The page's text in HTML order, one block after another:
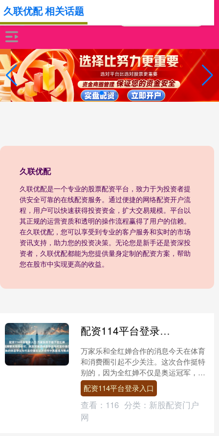
久联优配
久联优配是一个专业的股票配资平台，致力于为投资者提
供安全可靠的在线配资服务。通过便捷的网络配资开户流
程，用户可以快速获得投资资金，扩大交易规模。平台以
其正规的运营资质和透明的操作流程赢得了用户的信赖。
在久联优配，您可以享受到专业的客户服务和实时的市场
资讯支持，助力您的投资决策。无论您是新手还是资深投
资者，久联优配都能为您提供量身定制的配资方案，帮助
您在股市中实现更高的收益。
久联优配 相关话题
配资114平台登录入口 万家乐终于签下全红婵的首个独立代言，证明品牌眼光非同小可，网友对她的体型争议与代言价值在这次合作中再度成为焦点
万家乐和全红婵合作的消息今天在体育
和消费圈引起不少关注。这次合作挺特
别的，因为全红婵不仅是奥运冠军，更
代表着年轻一代的体育梦想和国家队的
形象。万家乐选择她做代言....
配资114平台登录入口
查看： 116 分类： 新股配资门户
网